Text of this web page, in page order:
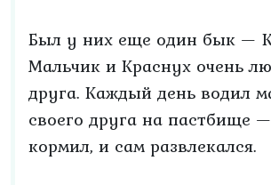
Был у них еще один бык —
Мальчик и Краснух очень
друга. Каждый день водил
своего друга на пастбище
кормил, и сам развлекался.